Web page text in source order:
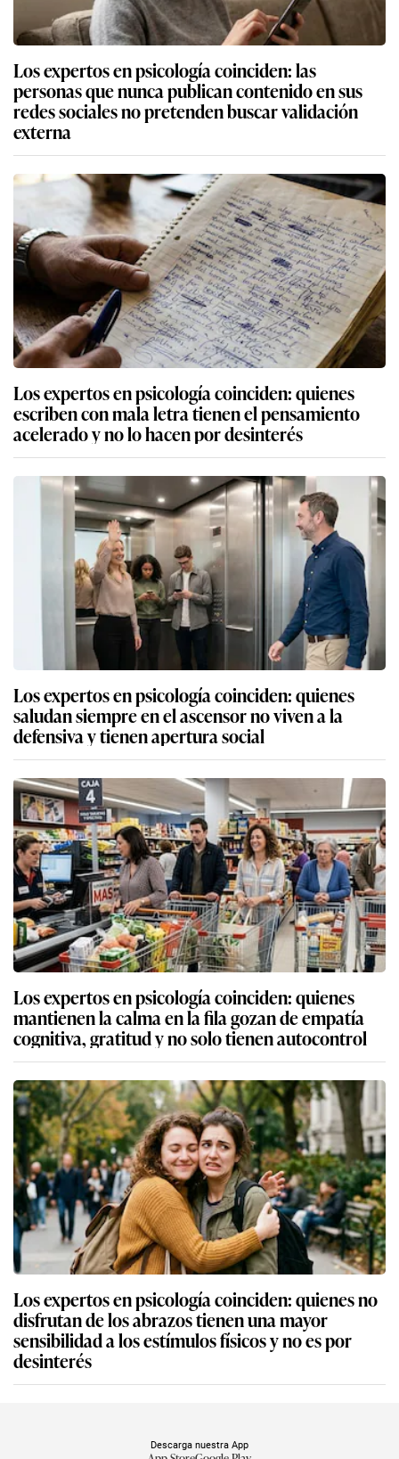
Los expertos en psicología coinciden: las
personas que nunca publican contenido en sus
redes sociales no pretenden buscar validación
externa
Los expertos en psicología coinciden: quienes
escriben con mala letra tienen el pensamiento
acelerado y no lo hacen por desinterés
Los expertos en psicología coinciden: quienes
saludan siempre en el ascensor no viven a la
defensiva y tienen apertura social
Los expertos en psicología coinciden: quienes
mantienen la calma en la fila gozan de empatía
cognitiva, gratitud y no solo tienen autocontrol
Los expertos en psicología coinciden: quienes no
disfrutan de los abrazos tienen una mayor
sensibilidad a los estímulos físicos y no es por
desinterés
Descarga nuestra App